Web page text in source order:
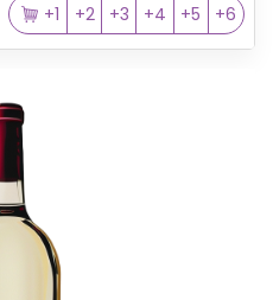
+1
+2 +3 +4 +5 +6